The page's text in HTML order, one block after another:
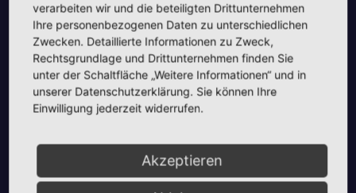
AktuellesNeues aus Unternehmen
Neues Jahr – Neue Ideen und unzählige
Möglichkeiten für kreative Köpfe
verarbeiten wir und die beteiligten Drittunternehmen
Ihre personenbezogenen Daten zu unterschiedlichen
Zwecken. Detaillierte Informationen zu Zweck,
Rechtsgrundlage und Drittunternehmen finden Sie
unter der Schaltfläche „Weitere Informationen“ und in
unserer Datenschutzerklärung. Sie können Ihre
Einwilligung jederzeit widerrufen.
Akzeptieren